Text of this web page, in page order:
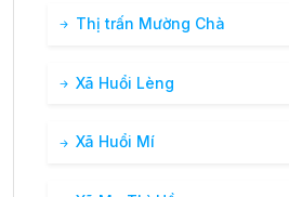
Thị trấn Mường Chà
Xã Huổi Lèng
Xã Huổi Mí